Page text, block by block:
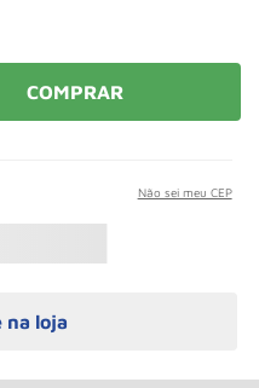
COMPRAR
Não sei meu CEP
na loja